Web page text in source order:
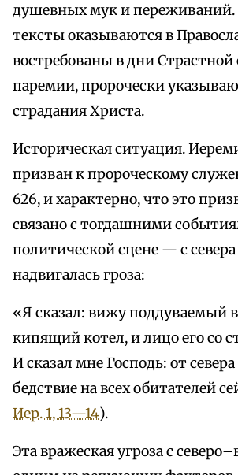
душевных мук и
тексты оказываются в
востребованы в дни Страстной
паремии, пророчески
страдания Христа.
Историческая ситуация.
призван к пророческому
626, и характерно, что это
связано с тогдашними
политической сцене — с
надвигалась гроза:
«Я сказал: вижу поддуваемый
кипящий котел, и лицо его со
И сказал мне Господь: от
бедствие на всех обитателей
Иер. 1, 13—14).
Эта вражеская угроза с